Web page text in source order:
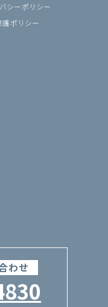
わせ
シーポリシー
ポリシー